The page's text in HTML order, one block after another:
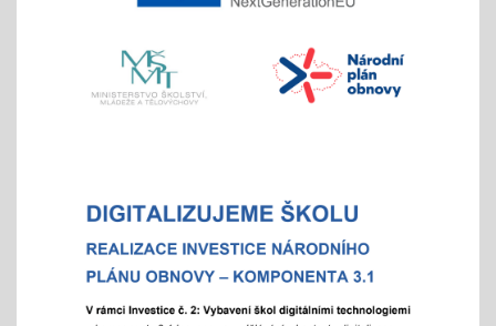
aneb "Kam na střední?"
pedagogy a školním parlamentem
- od 16 hod.
Adaptační týden - tradiční